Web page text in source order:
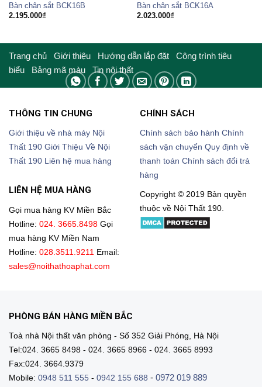
Bàn chân sắt BCK16B
2.195.000₫
Bàn chân sắt BCK16A
2.023.000₫
Trang chủ Giới thiệu Hướng dẫn lắp đặt Công trình tiêu
biểu
Bảng mã màu Tin nội thất
THÔNG TIN CHUNG
Giới thiệu về nhà máy Nội
Thất 190 Giới Thiệu Về Nội
Thất 190 Liên hệ mua hàng
CHÍNH SÁCH
Chính sách bảo hành Chính
sách vận chuyển Quy định về
thanh toán Chính sách đổi trả
hàng
LIÊN HỆ MUA HÀNG
Gọi mua hàng KV Miền Bắc
Hotline: 024. 3665.8498 Gọi
mua hàng KV Miền Nam
Hotline: 028.3511.9211
Email:
sales@noithathoaphat.com
Copyright © 2019 Bản quyền
thuộc về Nội Thất 190.
PHÒNG BÁN HÀNG MIỀN BẮC
Toà nhà Nội thất văn phòng - Số 352 Giải Phóng, Hà Nội
Tel:024. 3665 8498 - 024. 3665 8966 - 024. 3665 8993
Fax:024. 3664.9379
Mobile: 0948 511 555 - 0942 155 688 - 0972 019 889